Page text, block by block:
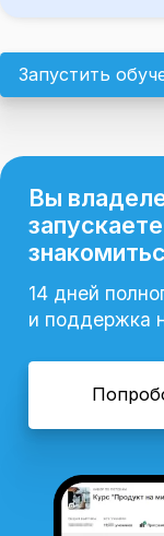
Запустить
Вы
14 дней
и поддержка